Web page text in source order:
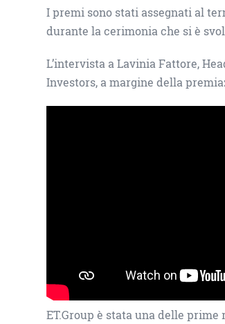
I premi sono stati assegnati al
durante la cerimonia che si è
L’intervista a Lavinia Fattore,
Investors, a margine della
ET.Group è stata una delle